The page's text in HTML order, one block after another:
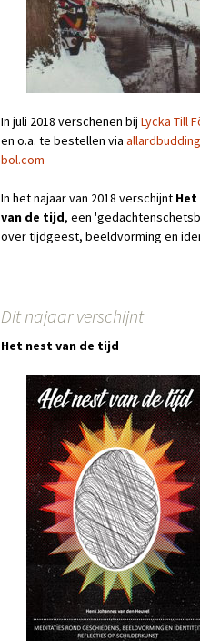
In juli 2018 verschenen bij Lycka Till
en o.a. te bestellen via
bol.com
In het najaar van 2018 verschijnt
van de tijd, een
over tijdgeest, beeldvorming en
Dit najaar verschijnt
Het nest van de tijd